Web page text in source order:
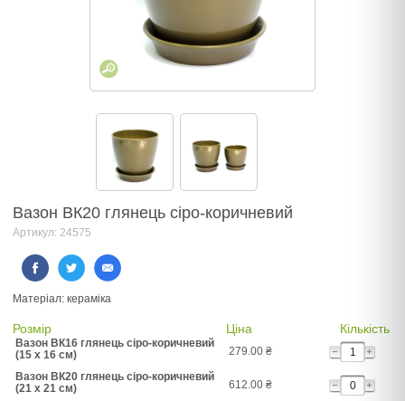
Вазон ВК20 глянець сіро-коричневий
Артикул: 24575
Матеріал: кераміка
Розмір Ціна Кількість
Вазон ВК16 глянець сіро-коричневий
(15 x 16 см)
279.00 ₴
Вазон ВК20 глянець сіро-коричневий
(21 x 21 см)
612.00 ₴